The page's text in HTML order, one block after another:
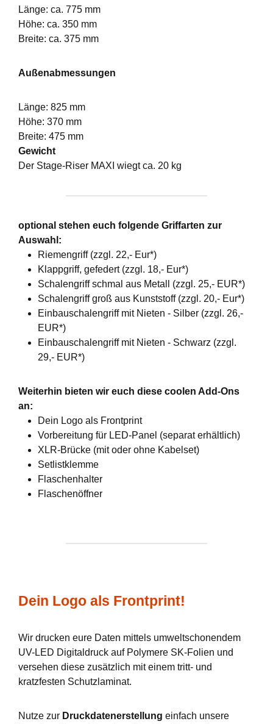
Länge: ca. 775 mm
Höhe: ca. 350 mm
Breite: ca. 375 mm
Außenabmessungen
Länge: 825 mm
Höhe: 370 mm
Breite: 475 mm
Gewicht
Der Stage-Riser MAXI wiegt ca. 20 kg
optional stehen euch folgende Griffarten zur
Auswahl:
Riemengriff (zzgl. 22,- Eur*)
Klappgriff, gefedert (zzgl. 18,- Eur*)
Schalengriff schmal aus Metall (zzgl. 25,- EUR*)
Schalengriff groß aus Kunststoff (zzgl. 20,- Eur*)
Einbauschalengriff mit Nieten - Silber (zzgl. 26,-
EUR*)
Einbauschalengriff mit Nieten - Schwarz (zzgl.
29,- EUR*)
Weiterhin bieten wir euch diese coolen Add-Ons
an:
Dein Logo als Frontprint
Vorbereitung für LED-Panel (separat erhältlich)
XLR-Brücke (mit oder ohne Kabelset)
Setlistklemme
Flaschenhalter
Flaschenöffner
Dein Logo als Frontprint!
Wir drucken eure Daten mittels umweltschonendem
UV-LED Digitaldruck auf Polymere SK-Folien und
versehen diese zusätzlich mit einem tritt- und
kratzfesten Schutzlaminat.
Nutze zur Druckdatenerstellung einfach unsere